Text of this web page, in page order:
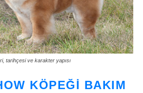
tarihçesi ve karakter yapısı
KÖPEĞI BAKIM